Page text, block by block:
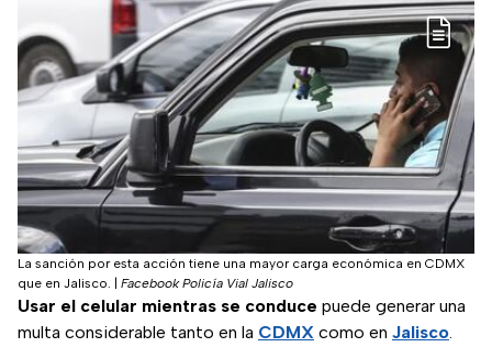
La sanción por esta acción tiene una mayor carga económica en CDMX
que en Jalisco.
Facebook Policía Vial Jalisco
Usar el celular mientras se conduce puede generar una
multa considerable tanto en la CDMX como en Jalisco.